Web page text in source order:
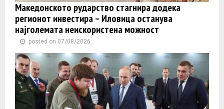
Македонското рударство стагнира додека
регионот инвестира – Иловица останува
најголемата неискористена можност
posted on 07/08/2026